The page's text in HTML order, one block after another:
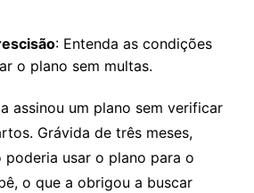
: Entenda as condições
o plano sem multas.
assinou um plano sem verificar
Grávida de três meses,
poderia usar o plano para o
o que a obrigou a buscar